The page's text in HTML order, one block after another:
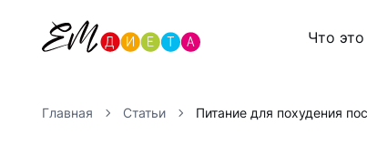
Что
Главная Статьи Питание для похудения